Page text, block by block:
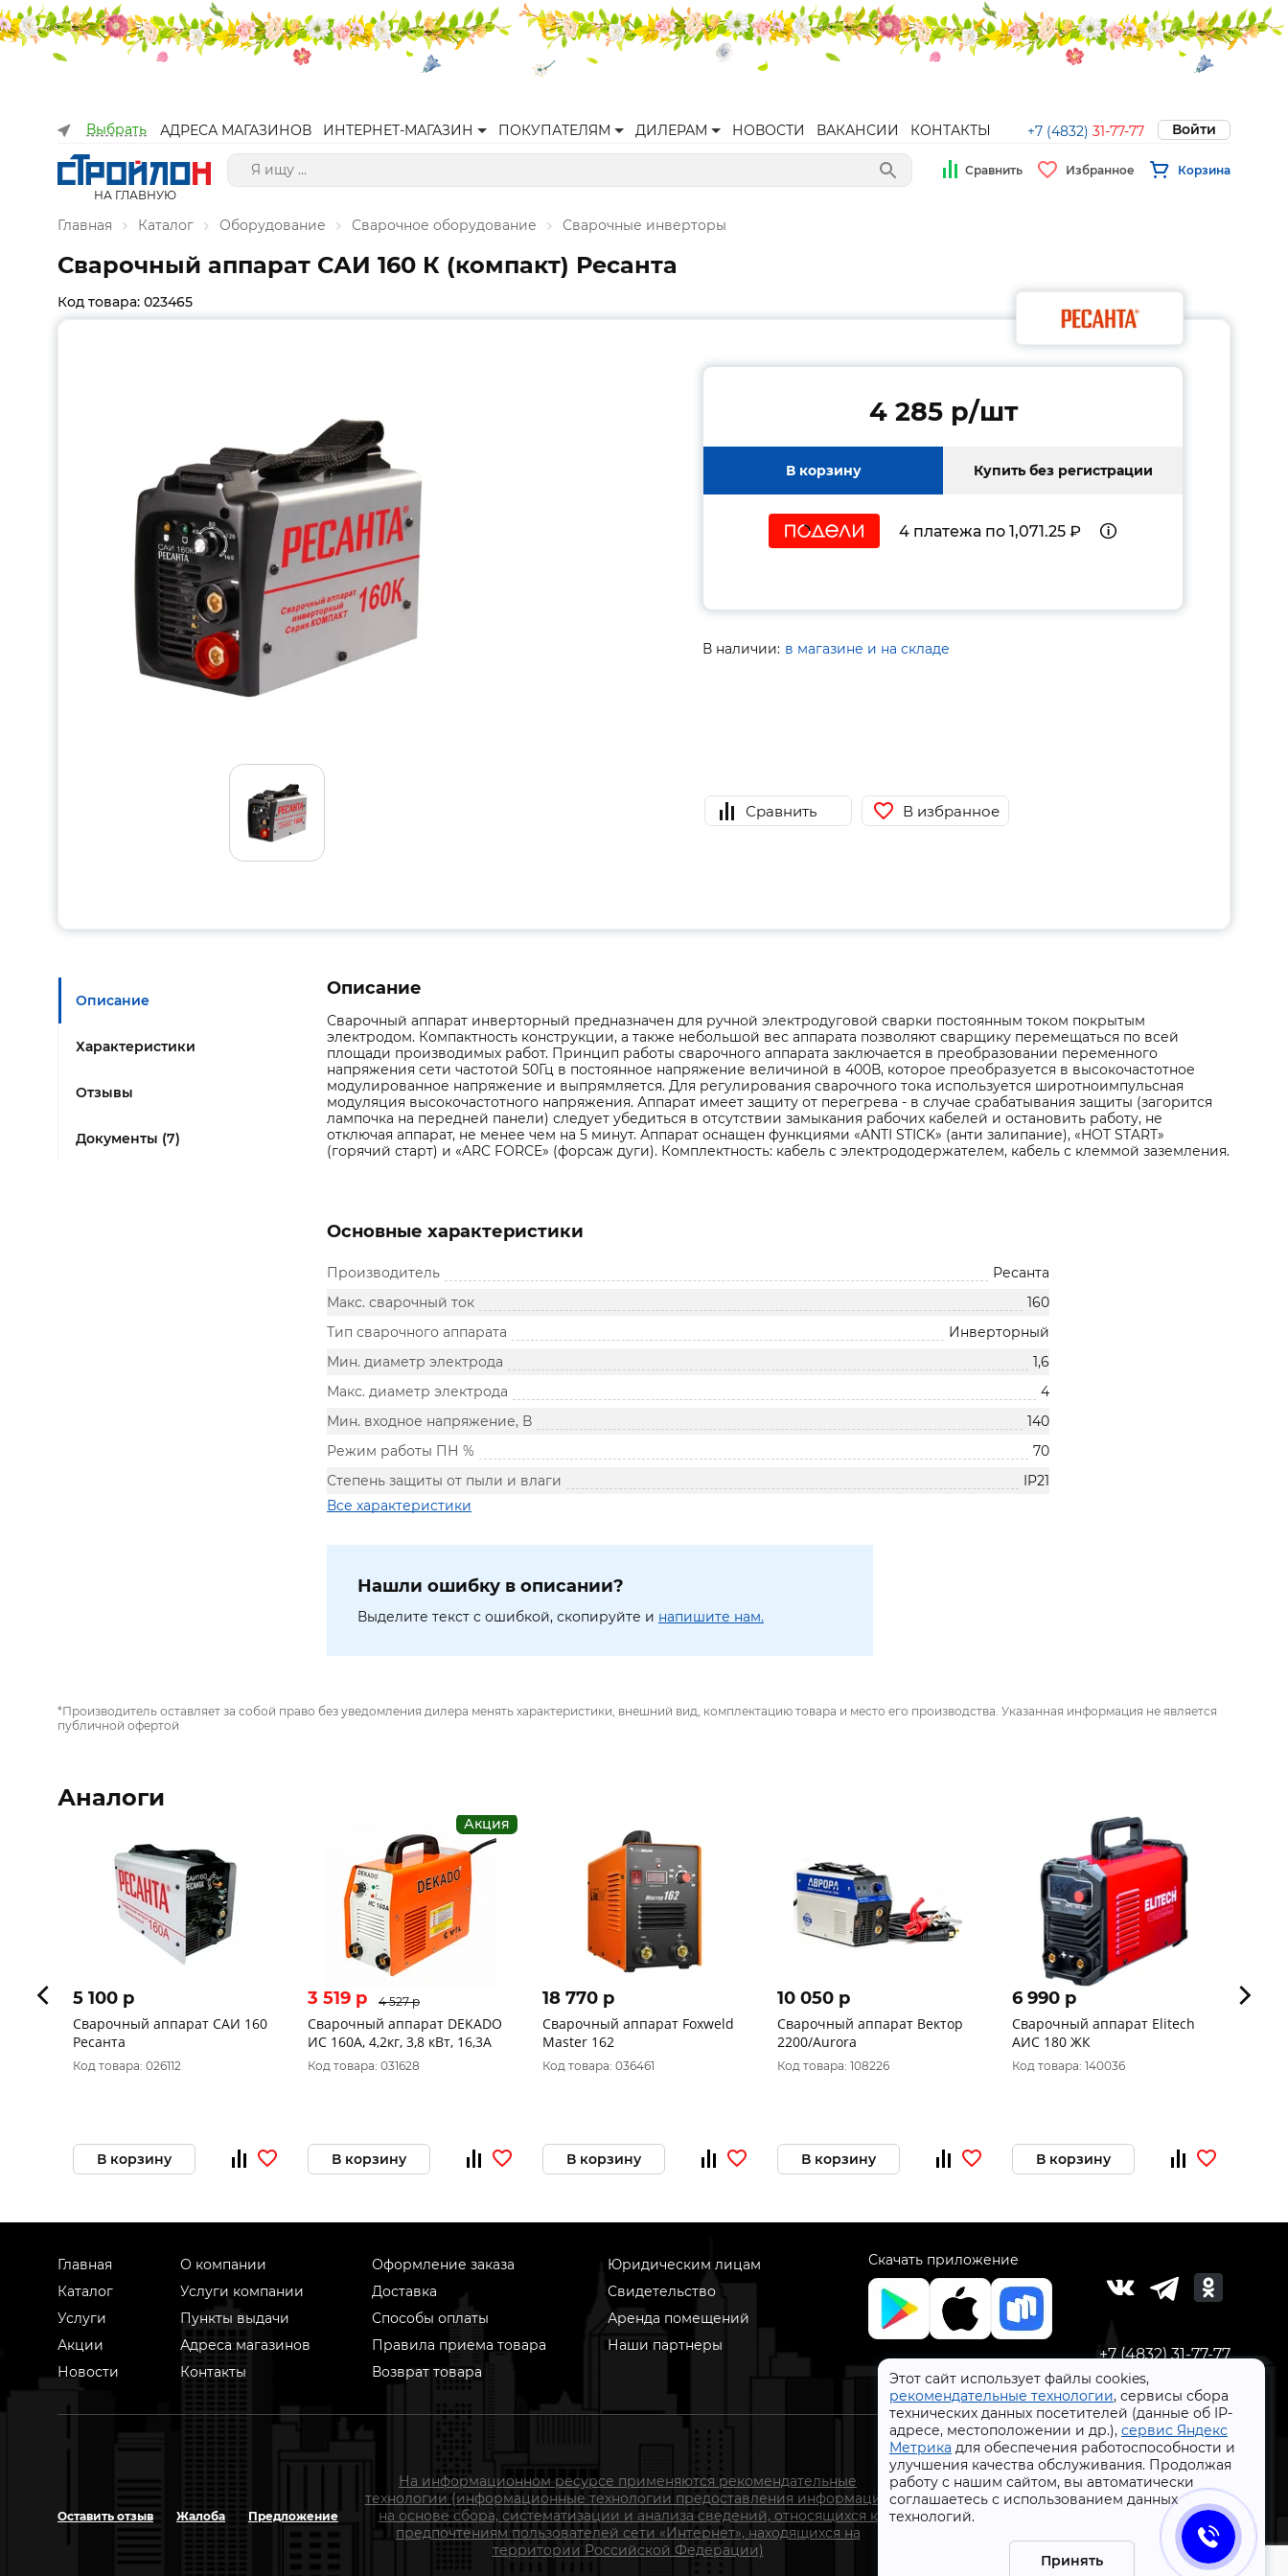
Выбрать АДРЕСА МАГАЗИНОВ ИНТЕРНЕТ-МАГАЗИН ПОКУПАТЕЛЯМ ДИЛЕРАМ НОВОСТИ ВАКАНСИИ КОНТАКТЫ +7 (4832) 31-77-77 Войти
НА ГЛАВНУЮ
Сравнить Избранное Корзина
Главная Каталог Оборудование Сварочное оборудование Сварочные инверторы
Этот сайт использует файлы cookies,
рекомендательные технологии, сервисы сбора
технических данных посетителей (данные об IP-
адресе, местоположении и др.), сервис Яндекс
Метрика для обеспечения работоспособности и
улучшения качества обслуживания. Продолжая
работу с нашим сайтом, вы автоматически
соглашаетесь с использованием данных
технологий.
Принять
Сварочный аппарат САИ 160 К (компакт) Ресанта
Код товара: 023465
4 285 p/шт
В корзину Купить без регистрации
4 платежа по 1,071.25 ₽
В наличии: в магазине и на складе
Сравнить В избранное
Описание
Характеристики
Отзывы
Документы (7)
Описание
Сварочный аппарат инверторный предназначен для ручной электродуговой сварки постоянным током покрытым
электродом. Компактность конструкции, а также небольшой вес аппарата позволяют сварщику перемещаться по всей
площади производимых работ. Принцип работы сварочного аппарата заключается в преобразовании переменного
напряжения сети частотой 50Гц в постоянное напряжение величиной в 400В, которое преобразуется в высокочастотное
модулированное напряжение и выпрямляется. Для регулирования сварочного тока используется широтноимпульсная
модуляция высокочастотного напряжения. Аппарат имеет защиту от перегрева - в случае срабатывания защиты (загорится
лампочка на передней панели) следует убедиться в отсутствии замыкания рабочих кабелей и остановить работу, не
отключая аппарат, не менее чем на 5 минут. Аппарат оснащен функциями «ANTI STICK» (анти залипание), «HOT START»
(горячий старт) и «ARC FORCE» (форсаж дуги). Комплектность: кабель с электрододержателем, кабель с клеммой заземления.
Основные характеристики
Производитель
Ресанта
Макс. сварочный ток
160
Тип сварочного аппарата
Инверторный
Мин. диаметр электрода
1,6
Макс. диаметр электрода
4
Мин. входное напряжение, В
140
Режим работы ПН %
70
Степень защиты от пыли и влаги
IP21
Все характеристики
Нашли ошибку в описании?
Выделите текст с ошибкой, скопируйте и напишите нам.
*Производитель оставляет за собой право без уведомления дилера менять характеристики, внешний вид, комплектацию товара и место его производства. Указанная информация не является
публичной офертой
Аналоги
5 100 p
Сварочный аппарат САИ 160
Ресанта
Код товара: 026112
В корзину
Акция
3 519 p 4 527 p
Сварочный аппарат DEKADO
ИС 160А, 4,2кг, 3,8 кВт, 16,3А
Код товара: 031628
В корзину
18 770 p
Сварочный аппарат Foxweld
Master 162
Код товара: 036461
В корзину
10 050 p
Сварочный аппарат Вектор
2200/Aurora
Код товара: 108226
В корзину
6 990 p
Сварочный аппарат Elitech
АИС 180 ЖК
Код товара: 140036
В корзину
7
Главная
Каталог
Услуги
Акции
Новости
О компании
Услуги компании
Пункты выдачи
Адреса магазинов
Контакты
Оформление заказа
Доставка
Способы оплаты
Правила приема товара
Возврат товара
Юридическим лицам
Свидетельство
Аренда помещений
Наши партнеры
Скачать приложение
+7 (4832) 31-77-77
Оставить отзыв Жалоба Предложение
На информационном ресурсе применяются рекомендательные
технологии (информационные технологии предоставления информации
на основе сбора, систематизации и анализа сведений, относящихся к
предпочтениям пользователей сети «Интернет», находящихся на
территории Российской Федерации)
СтройлоН 1998-2026 г.
Публичная оферта
Обработка персональных данных
Политика конфиденциальности сервисов Яндекс